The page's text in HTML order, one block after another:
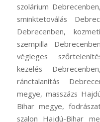
szolárium
sminktetoválás
Debrecenben,
szempilla
végleges
kezelés
ránctalanítás
megye, masszázs
Bihar megye,
szalon Hajdú-Bihar